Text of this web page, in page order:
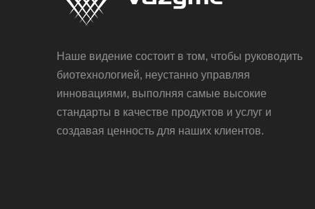
Наше видение состоит в том, чтобы руководить
биотехнологией, неустанно управляя
инновациями, выполняя самые высокие
стандарты в качестве продуктов и услуг и
создавая ценность для наших клиентов.